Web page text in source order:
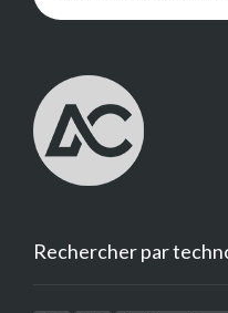
Rechercher par